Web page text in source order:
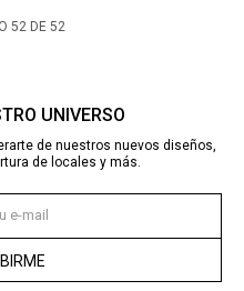
52 DE 52
UNIVERSO
de nuestros nuevos diseños,
de locales y más.